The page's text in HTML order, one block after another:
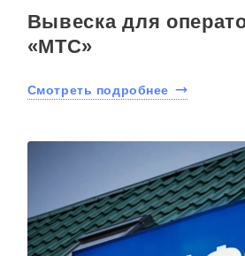
Вывеска для
«МТС»
Смотреть подробнее